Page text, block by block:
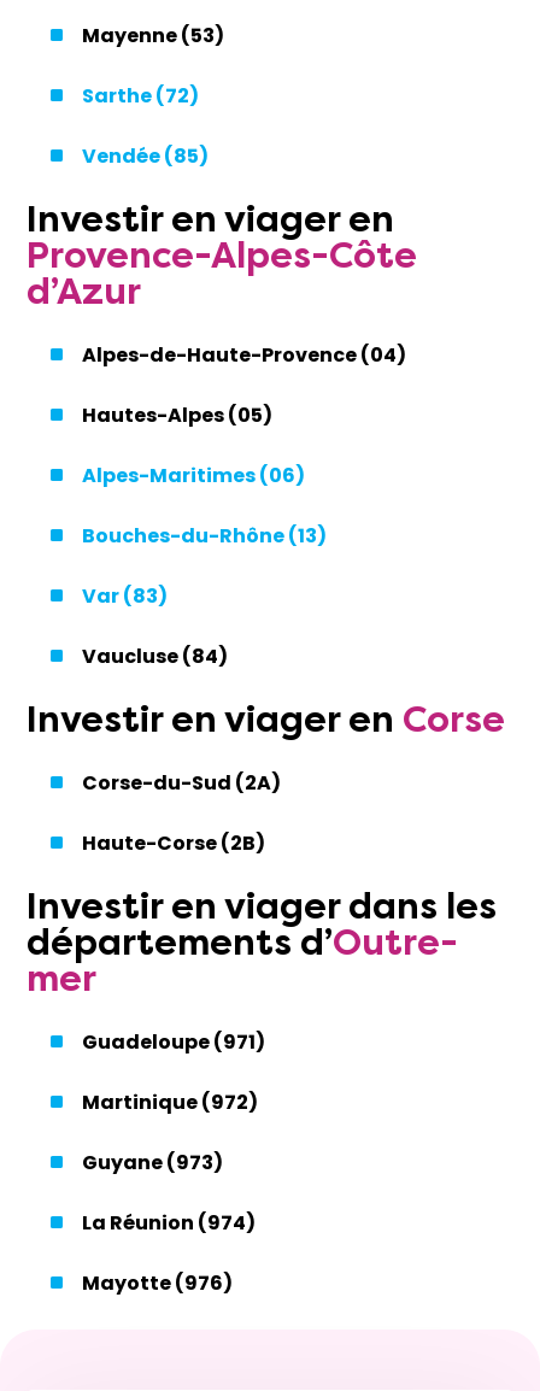
Mayenne (53)
Sarthe (72)
Vendée (85)
Investiren viageren
Provence-Alpes-Côte
d’Azur
Alpes-de-Haute-Provence (04)
Hautes-Alpes (05)
Alpes-Maritimes (06)
Bouches-du-Rhône (13)
Var (83)
Vaucluse (84)
Investiren viager en Corse
Corse-du-Sud (2A)
Haute-Corse (2B)
Investiren viagerdans les
départements d’Outre-
mer
Guadeloupe (971)
Martinique (972)
Guyane (973)
La Réunion (974)
Mayotte (976)